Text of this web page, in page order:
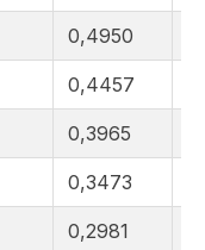
0,4950
0,4457
0,3965
0,3473
0,2981